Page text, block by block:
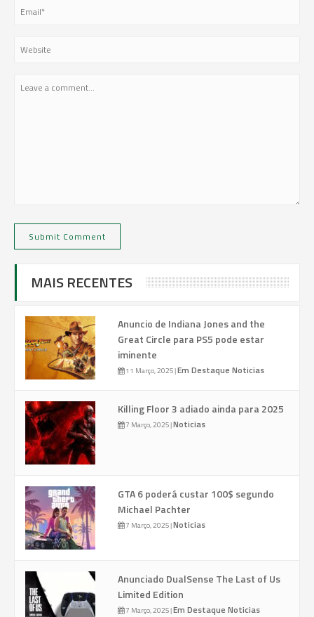
MAIS RECENTES
Anuncio de Indiana Jones and the
Great Circle para PS5 pode estar
iminente
11 Março, 2025|Em Destaque Noticias
Killing Floor 3 adiado ainda para 2025
7 Março, 2025|Noticias
GTA 6 poderá custar 100$ segundo
Michael Pachter
7 Março, 2025|Noticias
Anunciado DualSense The Last of Us
Limited Edition
7 Março, 2025|Em Destaque Noticias